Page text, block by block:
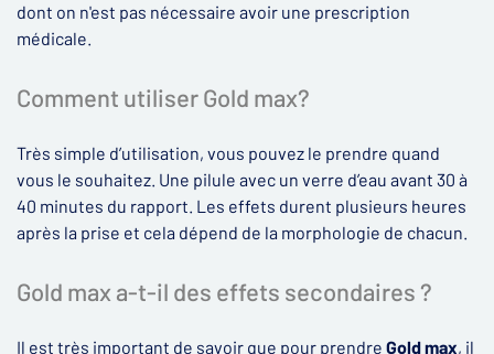
dont on n'est pas nécessaire avoir une prescription
médicale.
Comment utiliser Gold max?
Très simple d’utilisation, vous pouvez le prendre quand
vous le souhaitez. Une pilule avec un verre d’eau avant 30 à
40 minutes du rapport. Les effets durent plusieurs heures
après la prise et cela dépend de la morphologie de chacun.
Gold max a-t-il des effets secondaires ?
Il est très important de savoir que pour prendre Gold max, il